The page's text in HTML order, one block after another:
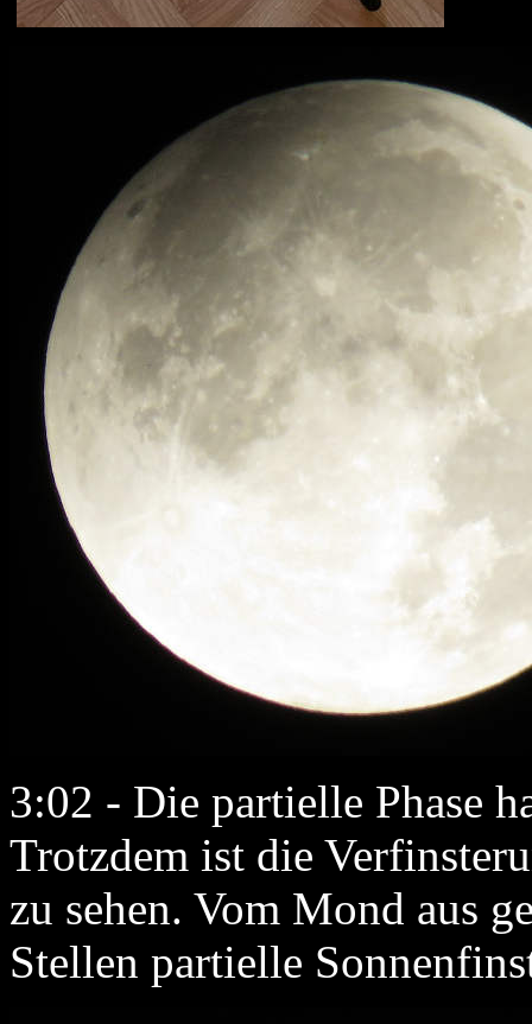
3:02 - Die partielle Phase
Trotzdem ist die
zu sehen. Vom Mond aus
Stellen partielle